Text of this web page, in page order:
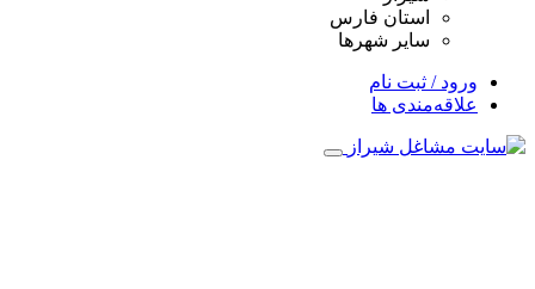
استان فارس
سایر شهرها
/ ثبت نام
ها